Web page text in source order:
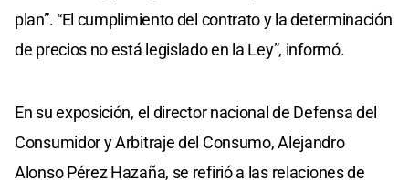
plan”. “El cumplimiento del contrato y la determinación
de precios no está legislado en la Ley”, informó.
En su exposición, el director nacional de Defensa del
Consumidor y Arbitraje del Consumo, Alejandro
Alonso Pérez Hazaña, se refirió a las relaciones de